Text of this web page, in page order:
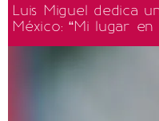
Luis Miguel dedica
México: “Mi lugar